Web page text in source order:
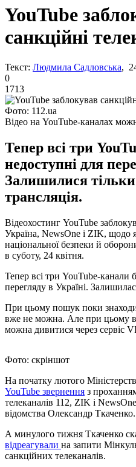
YouTube
санкційні
Текст: Людмила Садловська,
0
1713
Фото: 112.ua
Відео на YouTube-каналах
Тепер всі три
недоступні для
Залишилися
трансляція.
Відеохостинг YouTube
Україна, NewsOne і ZIK, щодо
національної безпеки й
в суботу, 24 квітня.
Тепер всі три YouTube-канали
перегляду в Україні.
При цьому пошук поки
вже не можна. Але при цьому
можна дивитися через сервіс
Фото: скріншот
На початку лютого
YouTube звернення з
телеканалів 112, ZIK і
відомства Олександр Ткаченко.
А минулого тижня Ткаченко
відреагували на запити
санкційних телеканалів.